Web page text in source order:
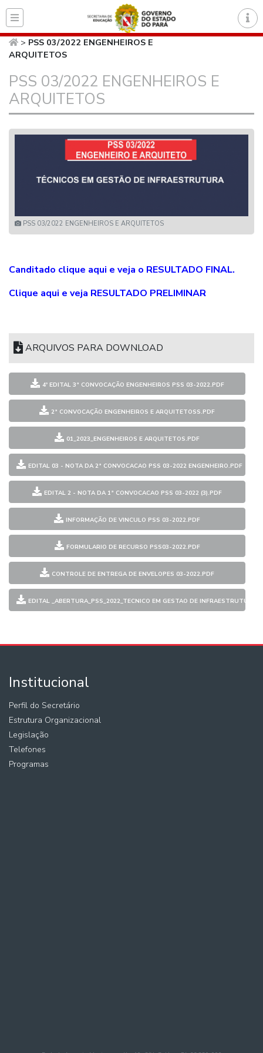
Página inicial do
> PSS 03/2022 ENGENHEIROS E
ARQUITETOS
PSS 03/2022 ENGENHEIROS E
ARQUITETOS
PSS 03/2022 ENGENHEIROS E ARQUITETOS
Canditado clique aqui e veja o RESULTADO FINAL.
Clique aqui e veja RESULTADO PRELIMINAR
ARQUIVOS PARA DOWNLOAD
4º EDITAL 3ª CONVOCAÇÃO ENGENHEIROS PSS 03-2022.PDF
2ª CONVOCAÇÃO ENGENHEIROS E ARQUITETOSS.PDF
01_2023_ENGENHEIROS E ARQUITETOS.PDF
EDITAL 03 - NOTA DA 2ª CONVOCACAO PSS 03-2022 ENGENHEIRO.PDF
EDITAL 2 - NOTA DA 1ª CONVOCACAO PSS 03-2022 (3).PDF
INFORMAÇÃO DE VINCULO PSS 03-2022.PDF
FORMULARIO DE RECURSO PSS03-2022.PDF
CONTROLE DE ENTREGA DE ENVELOPES 03-2022.PDF
EDITAL _ABERTURA_PSS_2022_TECNICO EM GESTAO DE
Institucional
Perfil do Secretário
Estrutura Organizacional
Legislação
Telefones
Programas